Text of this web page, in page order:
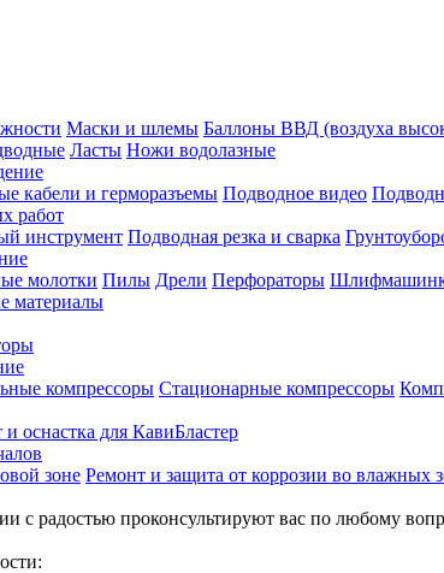
Маски и шлемы Баллоны ВВД (воздуха
Ласты Ножи водолазные
кабели и герморазъемы Подводное видео
работ
инструмент Подводная резка и сварка
молотки Пилы Дрели Перфораторы
материалы
компрессоры Стационарные компрессоры
оснастка для КавиБластер
зоне Ремонт и защита от коррозии во влажных
с радостью проконсультируют вас по любому